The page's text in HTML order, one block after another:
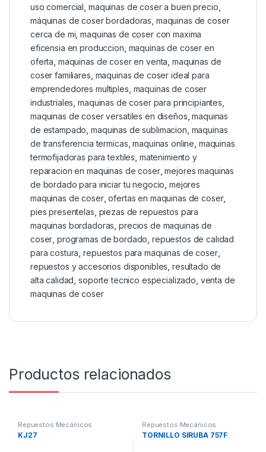
uso comercial maquinas de coser a buen precio
máquinas de coser bordadoras maquinas de coser
cerca de mi ,maquinas de coser con maxima
eficensia en produccion maquinas de coser en
oferta maquinas de coser en venta ,maquinas de
coser familiares maquinas de coser ideal para
emprendedores multiples maquinas de coser
industriales ,maquinas de coser para principiantes
maquinas de coser versatiles en diseños ,maquinas
de estampado ,maquinas de sublimacion maquinas
de transferencia termicas ,maquinas online maquinas
termofijadoras para textiles matenimiento y
reparacion en maquinas de coser,mejores maquinas
de bordado para iniciar tu negocio mejores
maquinas de coser,ofertas en maquinas de coser,
pies presentelas piezas de repuestos para
maquinas bordadoras ,precios de maquinas de
coser ,programas de bordado repuestos de calidad
para costura ,repuestos para maquinas de coser,
repuestos y accesorios disponibles resultado de
alta calidad ,soporte tecnico especializado venta de
maquinas de coser
Productos relacionados
Repuestos Mecánicos
KJ27
Repuestos Mecánicos
TORNILLO SIRUBA 757F